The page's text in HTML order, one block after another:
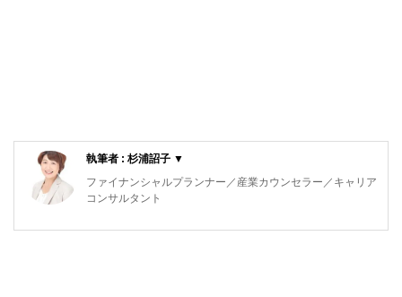
執筆者 : 杉浦詔子 ▼
ファイナンシャルプランナー／産業カウンセラー／キャリア
コンサルタント
「働く人たちを応援するファイナンシャルプランナー／カウ